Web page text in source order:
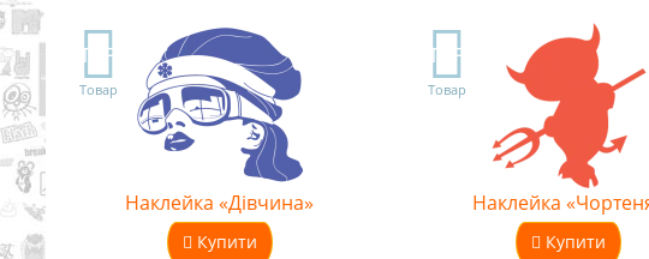
TOP
Товар
Наклейка «Дівчина»
Купити
TOP
Товар
Наклейка
Купити